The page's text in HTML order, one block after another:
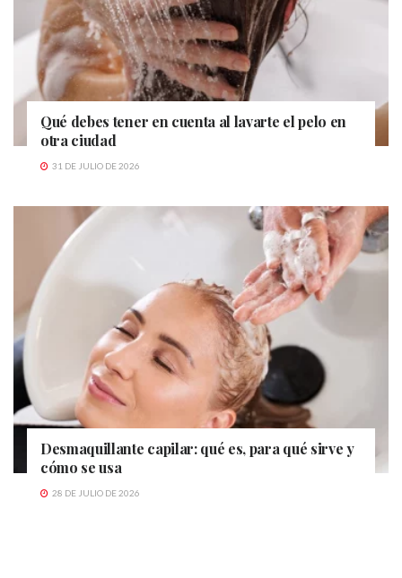
Qué debes tener en cuenta al lavarte el pelo en
otra ciudad
31 DE JULIO DE 2026
Desmaquillante capilar: qué es, para qué sirve y
cómo se usa
28 DE JULIO DE 2026